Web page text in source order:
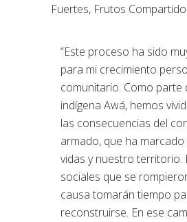
Fuertes, Frutos
“Este proceso ha sido
para mi crecimiento
comunitario. Como parte
indígena Awá, hemos
las consecuencias del
armado, que ha
vidas y nuestro territorio.
sociales que se
causa tomarán tiempo
reconstruirse. En ese